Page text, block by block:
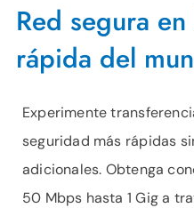
Red segura
rápida del
Experimente
seguridad más rápidas
adicionales. Obtenga
50 Mbps hasta 1 Gig a